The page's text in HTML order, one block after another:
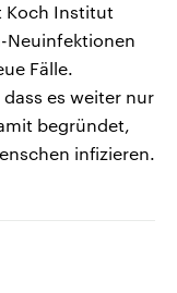
Koch Institut
Neuinfektionen
Fälle.
es weiter nur
begründet,
infizieren.